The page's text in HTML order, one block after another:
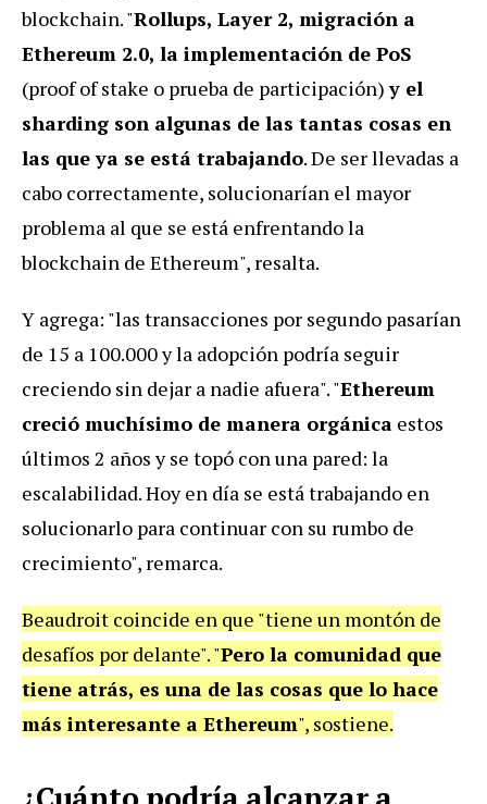
blockchain. "Rollups, Layer 2, migración a
Ethereum 2.0, la implementación de PoS
(proof of stake o prueba de participación)y el
sharding son algunas de las tantas cosas en
las que ya se está trabajando. De ser llevadas a
cabo correctamente, solucionarían el mayor
problema al que se está enfrentando la
blockchain de Ethereum", resalta.
Y agrega: "las transacciones por segundo pasarían
de 15 a 100.000 y la adopción podría seguir
creciendo sin dejar a nadie afuera". "Ethereum
creció muchísimo de manera orgánica estos
últimos 2 años y se topó con una pared: la
escalabilidad. Hoy en día se está trabajando en
solucionarlo para continuar con su rumbo de
crecimiento", remarca.
Beaudroit coincide en que "tiene un montón de
desafíos por delante". "Pero la comunidad que
tiene atrás, es una de las cosas que lo hace
más interesante a Ethereum", sostiene.